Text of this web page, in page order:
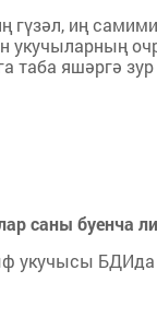
иң
укучыларның
таба яшәргә
саны буенча
БДИда